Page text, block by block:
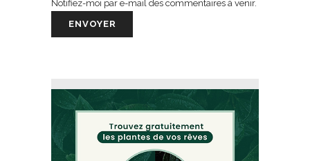
Notifiez-moi par e-mail des commentaires à venir.